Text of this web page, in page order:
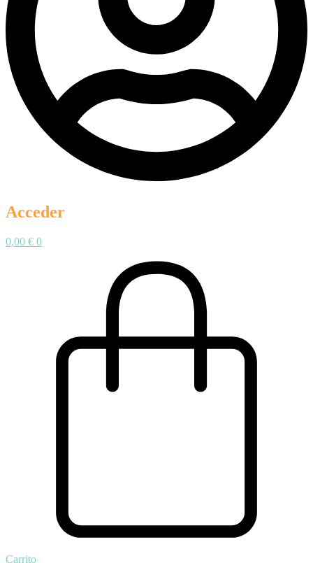
Acceder
0,00 € 0
Carrito